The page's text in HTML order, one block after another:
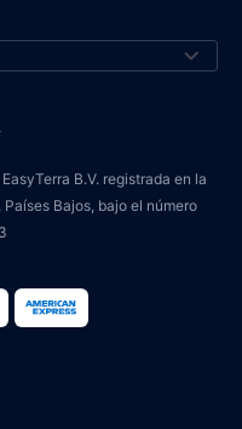
B.V. registrada en la
Bajos, bajo el número